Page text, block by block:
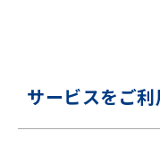
サービスをご